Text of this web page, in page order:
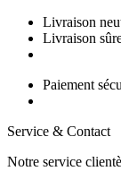
Livraison
Livraison
Paiement
Service & Contact
Notre service